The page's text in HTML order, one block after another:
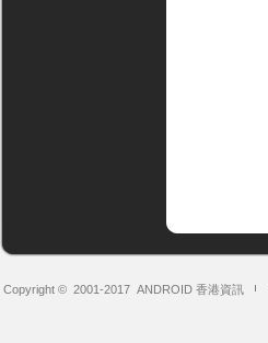
Copyright © 2001-2017 ANDROID 香港資訊